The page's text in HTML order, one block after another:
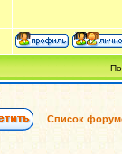
Список